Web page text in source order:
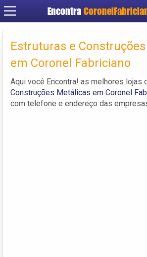
Encontra
Cadastrar
Fazer login
Criar conta
Estruturas e
em Coronel Fabriciano
Aqui você Encontra! as melhores lojas
Construções Metálicas em Coronel
com telefone e endereço das